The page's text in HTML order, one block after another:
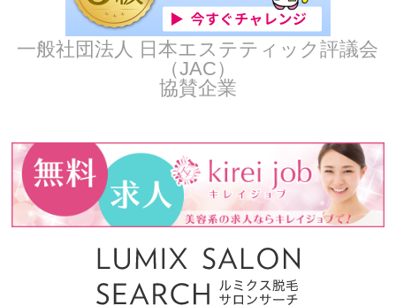
一般社団法人 日本エステティック評議会
（JAC）
協賛企業